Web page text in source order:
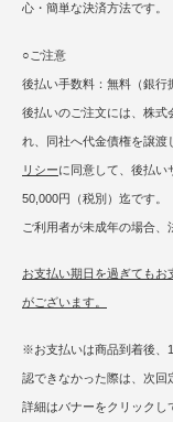
心・簡単な決済方法です。
○ご注意
後払い手数料：無料（銀行
後払いのご注文には、株式
れ、同社へ代金債権を譲渡
リシーに同意して、後払い
50,000円（税別）迄です。
ご利用者が未成年の場合、
お支払い期日を過ぎても
がございます。
※お支払いは商品到着後、
認できなかった際は、次回
詳細はバナーをクリックし